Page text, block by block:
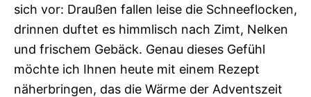
sich vor: Draußen fallen leise die Schneeflocken,
drinnen duftet es himmlisch nach Zimt, Nelken
und frischem Gebäck. Genau dieses Gefühl
möchte ich Ihnen heute mit einem Rezept
näherbringen, das die Wärme der Adventszeit